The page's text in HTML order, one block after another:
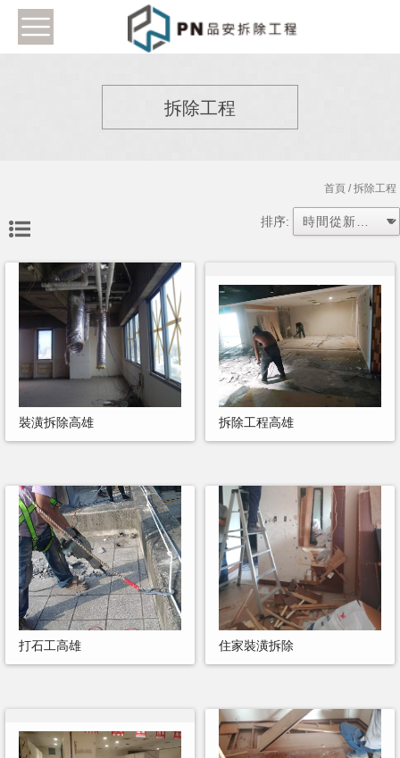
拆除工程
首頁/ 拆除工程
排序:
裝潢拆除高雄 拆除工程高雄
打石工高雄 住家裝潢拆除